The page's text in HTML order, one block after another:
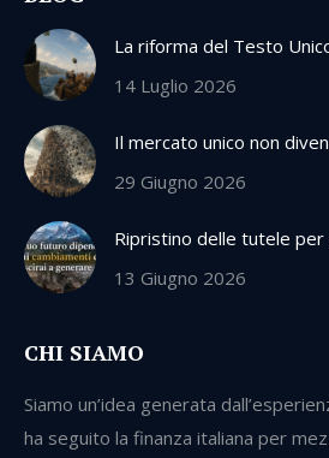
La riforma del Testo
14 Luglio 2026
Il mercato unico non
29 Giugno 2026
Ripristino delle tutele
13 Giugno 2026
CHI SIAMO
Siamo un’idea generata
ha seguito la finanza italiana per